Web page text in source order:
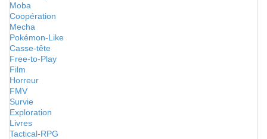
Moba
Coopération
Mecha
Pokémon-Like
Casse-tête
Free-to-Play
Film
Horreur
FMV
Survie
Exploration
Livres
Tactical-RPG